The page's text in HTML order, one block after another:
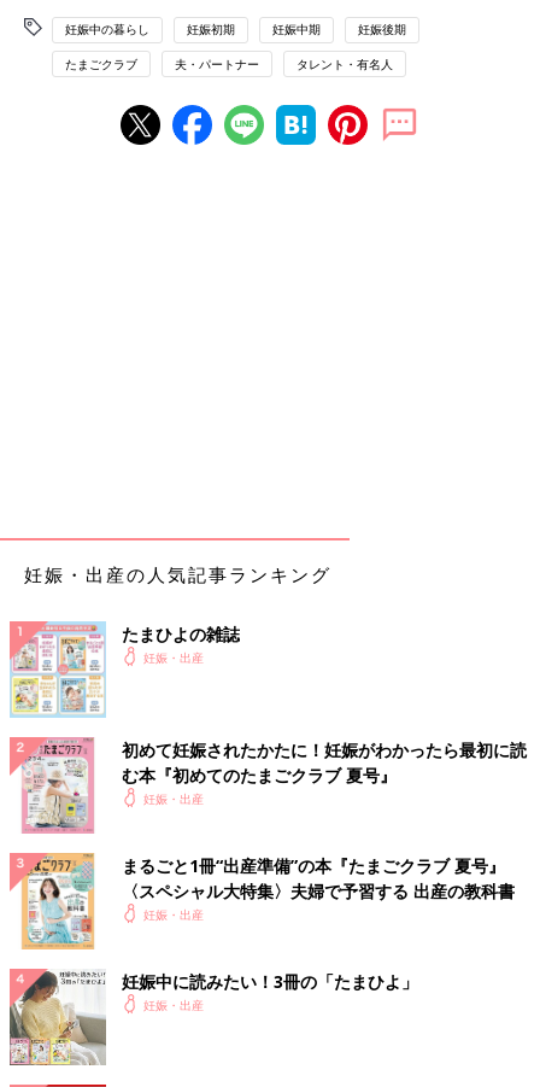
妊娠中の暮らし 妊娠初期 妊娠中期 妊娠後期
たまごクラブ 夫・パートナー タレント・有名人
妊娠・出産の人気記事ランキング
たまひよの雑誌
妊娠・出産
初めて妊娠されたかたに！妊娠がわかったら最初に読
む本『初めてのたまごクラブ 夏号』
妊娠・出産
まるごと1冊“出産準備”の本『たまごクラブ 夏号』
〈スペシャル大特集〉夫婦で予習する 出産の教科書
妊娠・出産
妊娠中に読みたい！3冊の「たまひよ」
妊娠・出産